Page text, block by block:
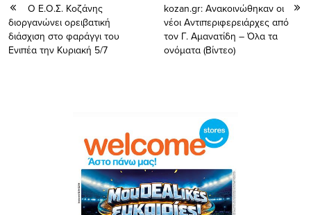
Ο Ε.Ο.Σ. Κοζάνης
διοργανώνει ορειβατική
διάσχιση στο φαράγγι του
Ενιπέα την Κυριακή 5/7
kozan.gr: Ανακοινώθηκαν οι
νέοι Αντιπεριφερειάρχες από
τον Γ. Αμανατίδη – Όλα τα
ονόματα (Βίντεο)